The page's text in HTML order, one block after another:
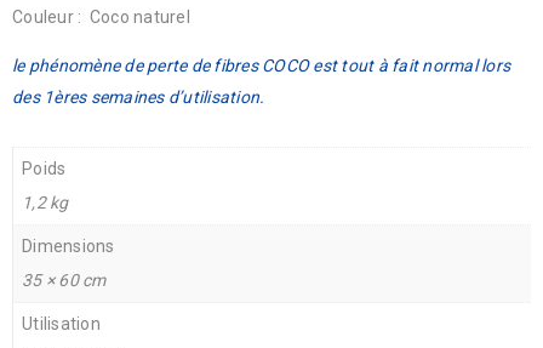
Couleur : Coco naturel
le phénomène de perte de fibres COCO est tout à fait normal lors
des 1ères semaines d’utilisation.
Poids
1,2 kg
Dimensions
35 × 60 cm
Utilisation